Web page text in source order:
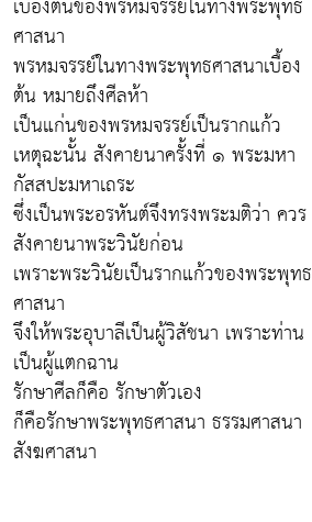
ศาสนา
พรหมจรรย์ในทางพระพุทธศาสนาเบื้อง
ต้น หมายถึงศีลห้า
เป็นแก่นของพรหมจรรย์เป็นรากแก้ว
เหตุฉะนั้น สังคายนาครั้งที่ ๑ พระมหา
กัสสปะมหาเถระ
ซึ่งเป็นพระอรหันต์จึงทรงพระมติว่า ควร
สังคายนาพระวินัยก่อน
เพราะพระวินัยเป็นรากแก้วของพระพุทธ
ศาสนา
จึงให้พระอุบาลีเป็นผู้วิสัชนา เพราะท่าน
เป็นผู้แตกฉาน
รักษาศีลก็คือ รักษาตัวเอง
ก็คือรักษาพระพุทธศาสนา ธรรมศาสนา
สังฆศาสนา